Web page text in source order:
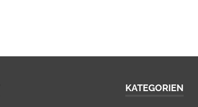
KATEGORIEN